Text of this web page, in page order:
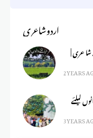
اردوشاعری
شاعری |
2 YEARS
کیلئے
3 YEARS